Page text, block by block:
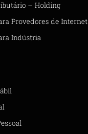
– Holding
Provedores de Internet
Indústria